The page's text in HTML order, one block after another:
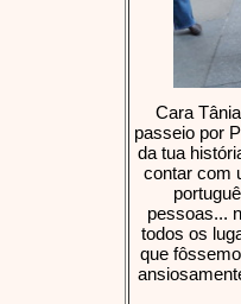
Cara
passeio por
da tua
contar com
pessoas...
todos os
que